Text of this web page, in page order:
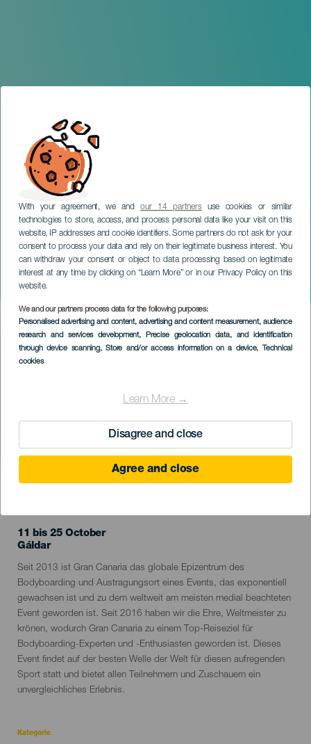
With your agreement, we andour 14 partnersuse cookies or similar
technologies to store, access, and process personal data like your visit on this
website, IP addresses and cookie identifiers. Some partners do not ask for your
consent to process your data and rely on their legitimate business interest. You
can withdraw your consent or object to data processing based on legitimate
interest at any time by clicking on “Learn More” or in our Privacy Policy on this
website.
We and our partners process data for the following purposes:
Personalised advertising and content, advertising and content measurement, audience
research and services development, Precise geolocation data, and identification
through device scanning, Store and/or access information on a device, Technical
cookies
Learn More →
Disagree and close
Agree and close
Gran Canaria Frontón King
GRAN CANARIA
Imagen
Listado
11 bis 25 October
Localidad
Gáldar
Descripción
del
evento
Seit 2013 ist Gran Canaria das globale Epizentrum des
Bodyboarding und Austragungsort eines Events, das exponentiell
gewachsen ist und zu dem weltweit am meisten medial beachteten
Event geworden ist. Seit 2016 haben wir die Ehre, Weltmeister zu
krönen, wodurch Gran Canaria zu einem Top-Reiseziel für
Bodyboarding-Experten und -Enthusiasten geworden ist. Dieses
Event findet auf der besten Welle der Welt für diesen aufregenden
Sport statt und bietet allen Teilnehmern und Zuschauern ein
unvergleichliches Erlebnis.
Kategorie